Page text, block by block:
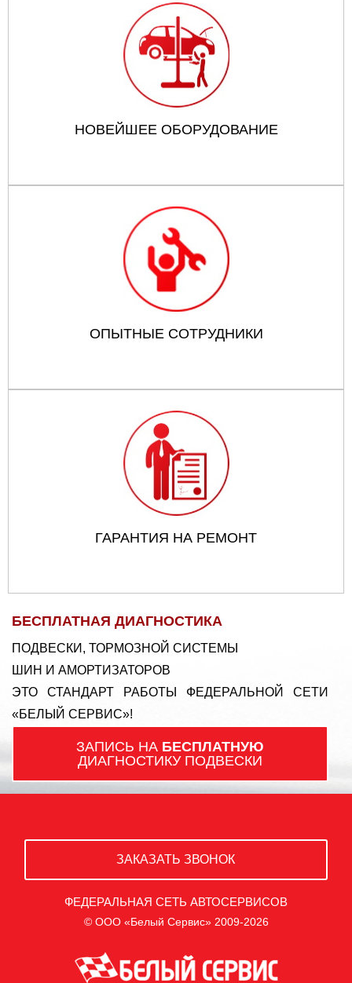
НОВЕЙШЕЕ ОБОРУДОВАНИЕ
ОПЫТНЫЕ СОТРУДНИКИ
ГАРАНТИЯ НА РЕМОНТ
БЕСПЛАТНАЯ ДИАГНОСТИКА
ПОДВЕСКИ, ТОРМОЗНОЙ СИСТЕМЫ
ШИН И АМОРТИЗАТОРОВ
ЭТО СТАНДАРТ РАБОТЫ ФЕДЕРАЛЬНОЙ СЕТИ
«БЕЛЫЙ СЕРВИС»!
ЗАПИСЬ НА БЕСПЛАТНУЮ
ДИАГНОСТИКУ ПОДВЕСКИ
ЗАКАЗАТЬ ЗВОНОК
ФЕДЕРАЛЬНАЯ СЕТЬ АВТОСЕРВИСОВ
© ООО «Белый Сервис» 2009-2026